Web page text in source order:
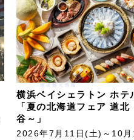
横浜ベイシェラトン ホテ
「夏の北海道フェア 道北
谷～」
2026年7月11日(土)～10